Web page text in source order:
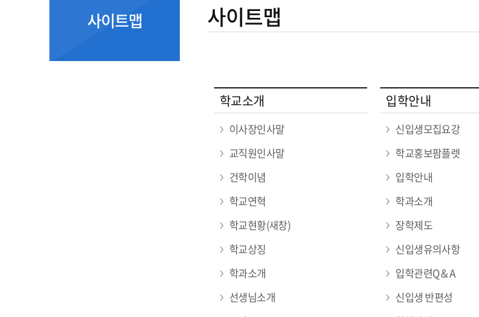
사이트맵 사이트맵
학교소개
이사장인사말
교직원인사말
건학이념
학교연혁
학교현황(새창)
학교상징
학과소개
선생님소개
입학안내
신입생모집요강
학교홍보팜플렛
입학안내
학과소개
장학제도
신입생유의사항
입학관련Q＆A
신입생 반편성